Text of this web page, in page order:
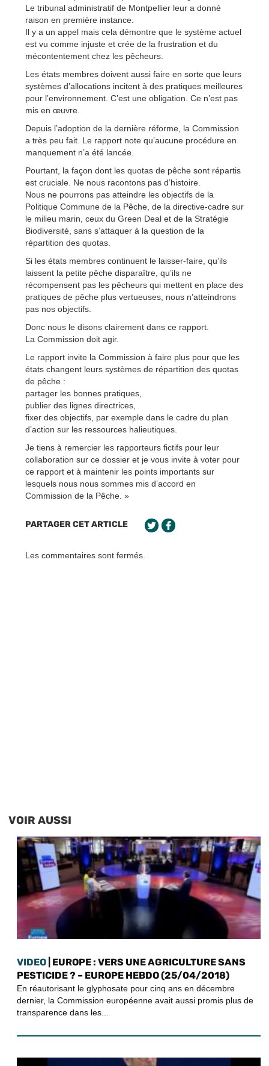
Le tribunal administratif de Montpellier leur a donné
raison en première instance.
Il y a un appel mais cela démontre que le système actuel
est vu comme injuste et crée de la frustration et du
mécontentement chez les pêcheurs.
Les états membres doivent aussi faire en sorte que leurs
systèmes d’allocations incitent à des pratiques meilleures
pour l’environnement. C’est une obligation. Ce n’est pas
mis en œuvre.
Depuis l’adoption de la dernière réforme, la Commission
a très peu fait. Le rapport note qu’aucune procédure en
manquement n’a été lancée.
Pourtant, la façon dont les quotas de pêche sont répartis
est cruciale. Ne nous racontons pas d’histoire.
Nous ne pourrons pas atteindre les objectifs de la
Politique Commune de la Pêche, de la directive-cadre sur
le milieu marin, ceux du Green Deal et de la Stratégie
Biodiversité, sans s’attaquer à la question de la
répartition des quotas.
Si les états membres continuent le laisser-faire, qu’ils
laissent la petite pêche disparaître, qu’ils ne
récompensent pas les pêcheurs qui mettent en place des
pratiques de pêche plus vertueuses, nous n’atteindrons
pas nos objectifs.
Donc nous le disons clairement dans ce rapport.
La Commission doit agir.
Le rapport invite la Commission à faire plus pour que les
états changent leurs systèmes de répartition des quotas
de pêche :
partager les bonnes pratiques,
publier des lignes directrices,
fixer des objectifs, par exemple dans le cadre du plan
d’action sur les ressources halieutiques.
Je tiens à remercier les rapporteurs fictifs pour leur
collaboration sur ce dossier et je vous invite à voter pour
ce rapport et à maintenir les points importants sur
lesquels nous nous sommes mis d’accord en
Commission de la Pêche. »
PARTAGER CET ARTICLE
Les commentaires sont fermés.
VOIR AUSSI
VIDEO | EUROPE : VERS UNE AGRICULTURE SANS
PESTICIDE ? – EUROPE HEBDO (25/04/2018)
En réautorisant le glyphosate pour cinq ans en décembre
dernier, la Commission européenne avait aussi promis plus de
transparence dans les...